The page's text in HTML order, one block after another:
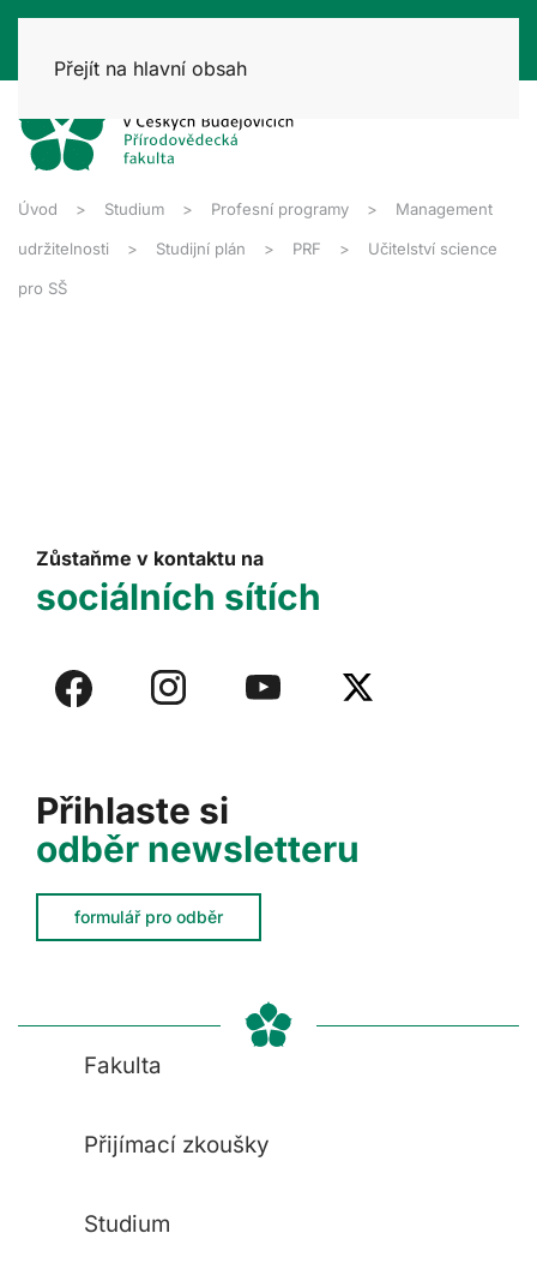
Přejít na hlavní obsah
Úvod Studium Profesní programy Management
udržitelnosti Studijní plán PRF Učitelství science
pro SŠ
Přihlaste si
odběr newsletteru
formulář pro odběr
Zůstaňme v kontaktu na
sociálních sítích
Fakulta
Přijímací zkoušky
Studium